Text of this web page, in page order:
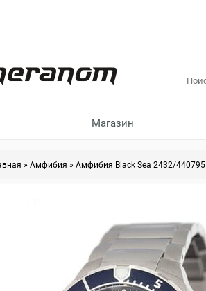
Магазин
» Амфибия » Амфибия Black Sea 2432/440795